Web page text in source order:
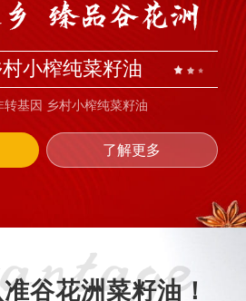
小榨纯菜籽油
转基因 乡村小榨纯菜籽油
了解更多
谷花洲菜籽油！